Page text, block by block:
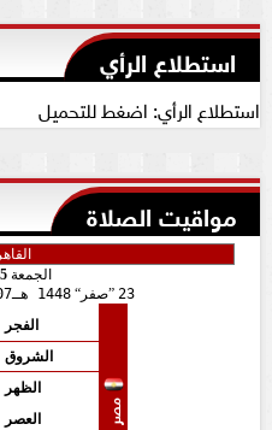
استطلاع الرأي
استطلاع الرأي: اضغط للتحميل
مواقيت الصلاة
الجمعة
23
صفر 1448 هـ
مصر
الفجر
الشروق
الظهر
العصر